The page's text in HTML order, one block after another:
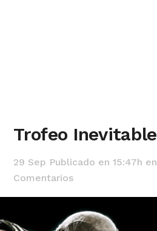
Trofeo Inevitable
29 Sep Publicado en 15:47h en
Comentarios